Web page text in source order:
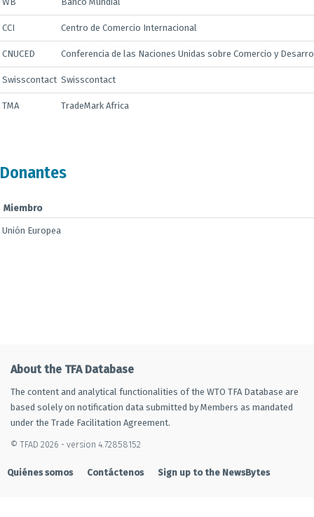
CCI Centro de Comercio Internacional
CNUCED Conferencia de las Naciones Unidas sobre Comercio y
Swisscontact Swisscontact
TMA TradeMark Africa
Donantes
Miembro
Unión Europea
About the TFA Database
The content and analytical functionalities of the WTO TFA Database are
based solely on notification data submitted by Members as mandated
under the Trade Facilitation Agreement.
© TFAD 2026 - version 4.72858152
Quiénes somos Contáctenos Sign up to the NewsBytes